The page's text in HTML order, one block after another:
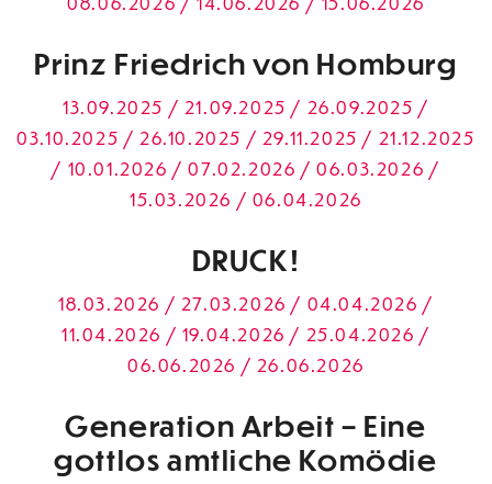
Prinz Friedrich von Homburg
13.09.2025 / 21.09.2025 / 26.09.2025 /
03.10.2025 / 26.10.2025 / 29.11.2025 / 21.12.2025
/ 10.01.2026 / 07.02.2026 / 06.03.2026 /
15.03.2026 / 06.04.2026
DRUCK!
18.03.2026 / 27.03.2026 / 04.04.2026 /
11.04.2026 / 19.04.2026 / 25.04.2026 /
06.06.2026 / 26.06.2026
Generation Arbeit – Eine
gottlos amtliche Komödie